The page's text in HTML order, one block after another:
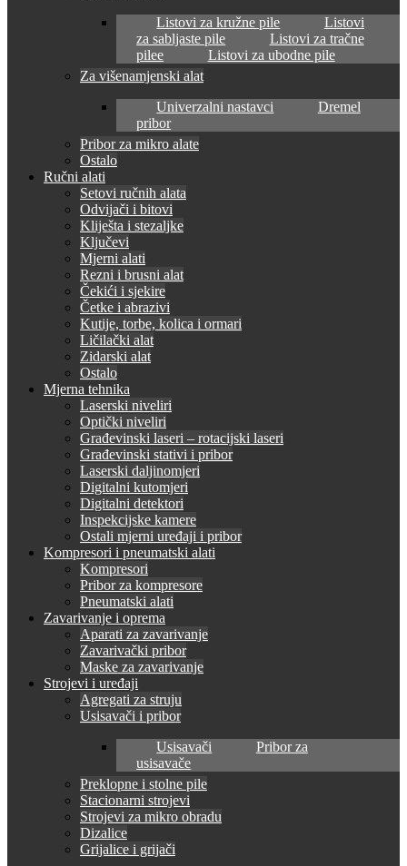
Listovi za kružne pile
Listovi
za sabljaste pile
Listovi za tračne
pilee
Listovi za ubodne pile
Za višenamjenski alat
Univerzalni nastavci
Dremel
pribor
Pribor za mikro alate
Ostalo
Ručni alati
Setovi ručnih alata
Odvijači i bitovi
Kliješta i stezaljke
Ključevi
Mjerni alati
Rezni i brusni alat
Čekići i sjekire
Četke i abrazivi
Kutije, torbe, kolica i ormari
Ličilački alat
Zidarski alat
Ostalo
Mjerna tehnika
Laserski niveliri
Optički niveliri
Građevinski laseri – rotacijski laseri
Građevinski stativi i pribor
Laserski daljinomjeri
Digitalni kutomjeri
Digitalni detektori
Inspekcijske kamere
Ostali mjerni uređaji i pribor
Kompresori i pneumatski alati
Kompresori
Pribor za kompresore
Pneumatski alati
Zavarivanje i oprema
Aparati za zavarivanje
Zavarivački pribor
Maske za zavarivanje
Strojevi i uređaji
Agregati za struju
Usisavači i pribor
Usisavači
Pribor za
usisavače
Preklopne i stolne pile
Stacionarni strojevi
Strojevi za mikro obradu
Dizalice
Grijalice i grijači